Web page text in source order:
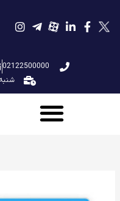
محتوا
02122500000
شنبه